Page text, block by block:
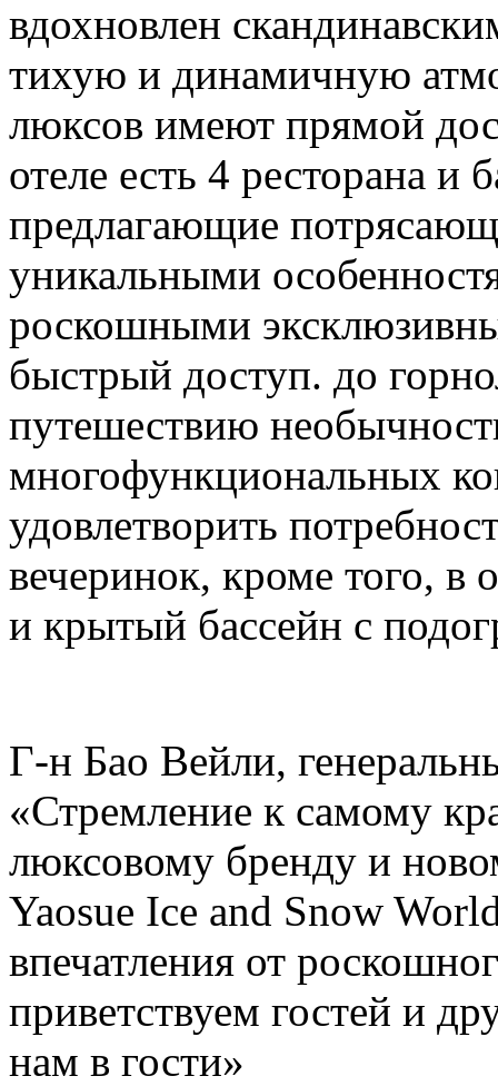
вдохновлен
тихую и динамичную
люксов имеют прямой
отеле есть 4 ресторана и
предлагающие
уникальными
роскошными
быстрый доступ. до
путешествию
многофункциональных
удовлетворить
вечеринок, кроме того, в
и крытый бассейн с
Г-н Бао Вейли,
«Стремление к самому
люксовому бренду и
Yaosue Ice and Snow
впечатления от
приветствуем гостей и
нам в гости»